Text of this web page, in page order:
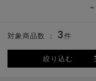
絞り込む
対象商品数 ： 3件